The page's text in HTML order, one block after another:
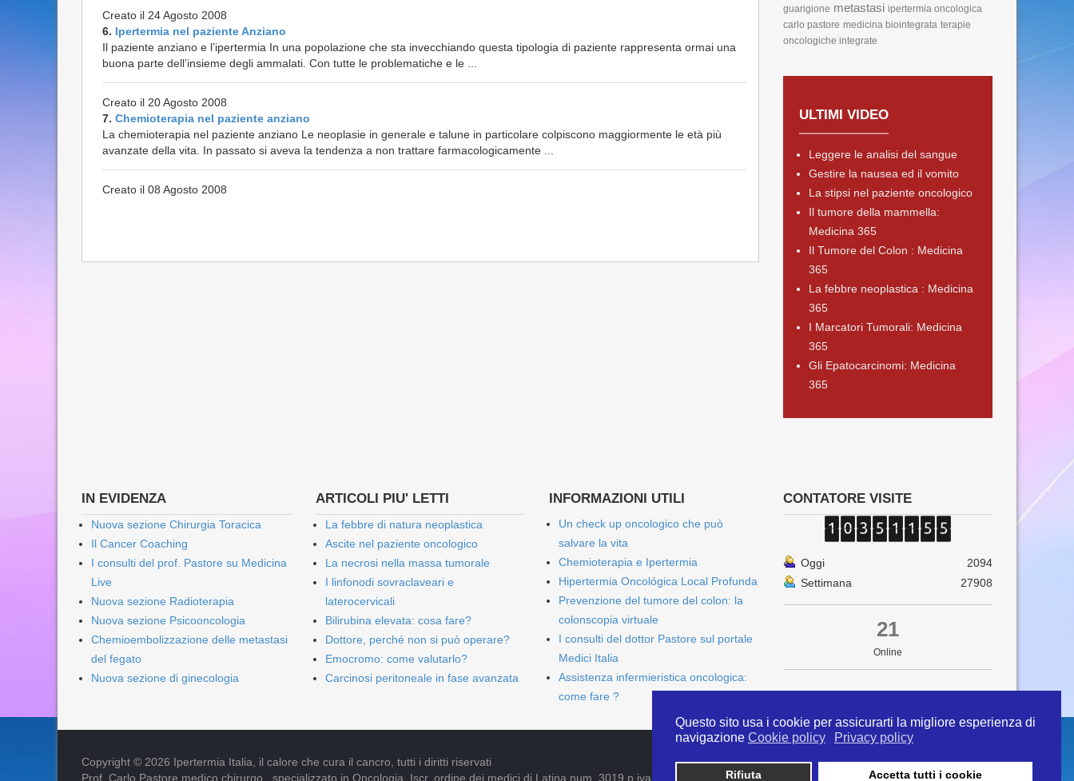
Questo sito usa i cookie per assicurarti la migliore esperienza di
navigazione Cookie policy Privacy policy
Rifiuta Accetta tutti i cookie
Creato il 24 Agosto 2008
6. Ipertermia nel paziente Anziano
Il paziente anziano e l’ipertermia In una popolazione che sta invecchiando questa tipologia di paziente rappresenta ormai una
buona parte dell’insieme degli ammalati. Con tutte le problematiche e le ...
Creato il 20 Agosto 2008
7. Chemioterapia nel paziente anziano
La chemioterapia nel paziente anziano Le neoplasie in generale e talune in particolare colpiscono maggiormente le età più
avanzate della vita. In passato si aveva la tendenza a non trattare farmacologicamente ...
Creato il 08 Agosto 2008
guarigione metastasi ipertermia oncologica
carlo pastore medicina biointegrata terapie
oncologiche integrate
ULTIMI VIDEO
Leggere le analisi del sangue
Gestire la nausea ed il vomito
La stipsi nel paziente oncologico
Il tumore della mammella:
Medicina 365
Il Tumore del Colon : Medicina
365
La febbre neoplastica : Medicina
365
I Marcatori Tumorali: Medicina
365
Gli Epatocarcinomi: Medicina
365
IN EVIDENZA
Nuova sezione Chirurgia Toracica
Il Cancer Coaching
I consulti del prof. Pastore su Medicina
Live
Nuova sezione Radioterapia
Nuova sezione Psicooncologia
Chemioembolizzazione delle metastasi
del fegato
Nuova sezione di ginecologia
ARTICOLI PIU' LETTI
La febbre di natura neoplastica
Ascite nel paziente oncologico
La necrosi nella massa tumorale
I linfonodi sovraclaveari e
laterocervicali
Bilirubina elevata: cosa fare?
Dottore, perché non si può operare?
Emocromo: come valutarlo?
Carcinosi peritoneale in fase avanzata
INFORMAZIONI UTILI
Un check up oncologico che può
salvare la vita
Chemioterapia e Ipertermia
Hipertermia Oncológica Local Profunda
Prevenzione del tumore del colon: la
colonscopia virtuale
I consulti del dottor Pastore sul portale
Medici Italia
Assistenza infermieristica oncologica:
come fare ?
CONTATORE VISITE
Oggi
2094
Settimana
27908
21
Online
Copyright © 2026 Ipertermia Italia, il calore che cura il cancro, tutti i diritti riservati
Prof. Carlo Pastore medico chirurgo , specializzato in Oncologia. Iscr. ordine dei medici di Latina num. 3019 p.iva 09052841005 info@ipertermiaitalia.it tel. 331/9584817 . Il